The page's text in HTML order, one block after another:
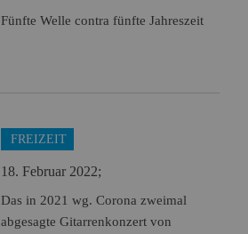
Fünfte Welle contra fünfte Jahreszeit
FREIZEIT
18. Februar 2022;
Das in 2021 wg. Corona zweimal
abgesagte Gitarrenkonzert von